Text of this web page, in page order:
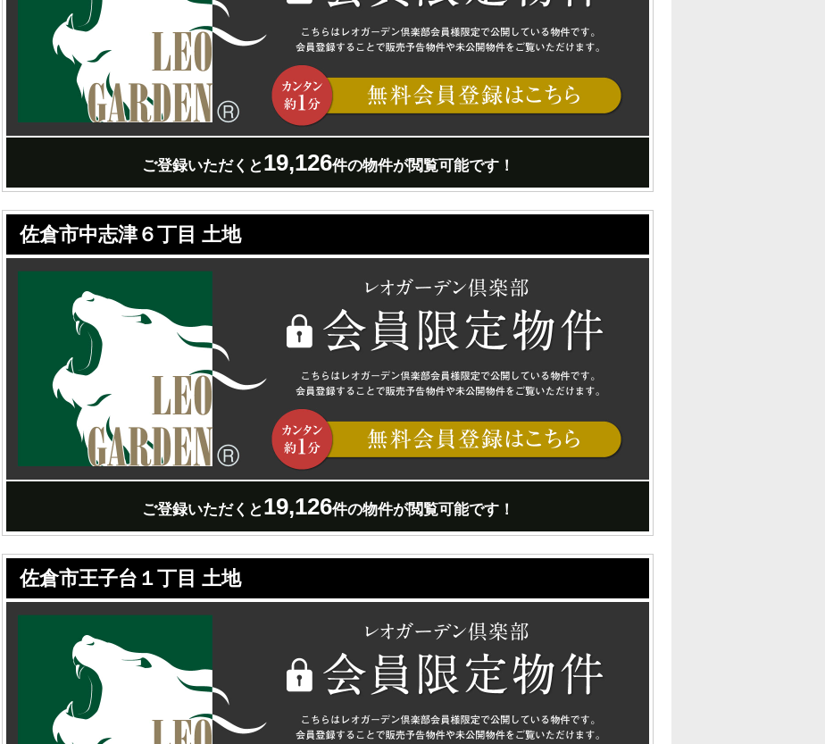
ご登録いただくと19,126件の物件が閲覧可能です！
佐倉市中志津６丁目 土地
ご登録いただくと19,126件の物件が閲覧可能です！
佐倉市王子台１丁目 土地